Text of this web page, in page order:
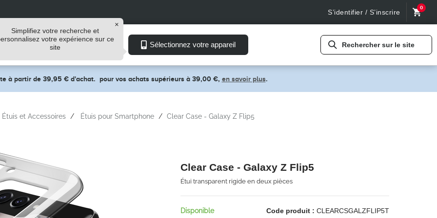
S’identifier / S’inscrire
0
Explorer
Simplifiez votre recherche et
votre expérience sur ce
site
Sélectionnez votre appareil Rechercher sur le site
à partir de 39,95 € d'achat. pour vos achats supérieurs à 39,00 €, en savoir plus.
Étuis et Accessoires Étuis pour Smartphone Clear Case - Galaxy Z Flip5
Clear Case - Galaxy Z Flip5
Étui transparent rigide en deux pièces
Disponible Code produit : CLEARCSGALZFLIP5T